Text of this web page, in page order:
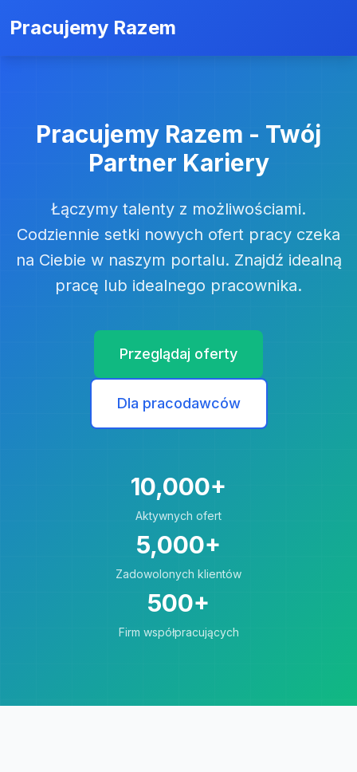
Pracujemy Razem
Pracujemy Razem - Twój
Partner Kariery
Łączymy talenty z możliwościami.
Codziennie setki nowych ofert pracy czeka
na Ciebie w naszym portalu. Znajdź idealną
pracę lub idealnego pracownika.
Przeglądaj oferty
Dla pracodawców
10,000+
Aktywnych ofert
5,000+
Zadowolonych klientów
500+
Firm współpracujących